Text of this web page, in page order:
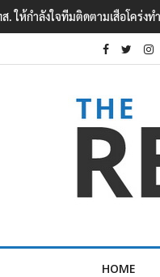
ระชาสังคม’ รวมตัวคัดค้าน ‘มิน อ
อาชญากร’
HOME